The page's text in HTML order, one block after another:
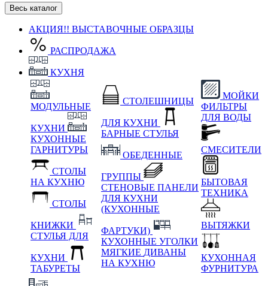
Весь каталог
АКЦИЯ!! ВЫСТАВОЧНЫЕ ОБРАЗЦЫ
РАСПРОДАЖА
КУХНЯ
МОДУЛЬНЫЕ
КУХНИ
КУХОННЫЕ
ГАРНИТУРЫ
СТОЛЫ
НА КУХНЮ
СТОЛЫ
КНИЖКИ
СТУЛЬЯ ДЛЯ
КУХНИ
ТАБУРЕТЫ
СТОЛЕШНИЦЫ
ДЛЯ КУХНИ
БАРНЫЕ СТУЛЬЯ
ОБЕДЕННЫЕ
ГРУППЫ
СТЕНОВЫЕ ПАНЕЛИ
ДЛЯ КУХНИ
(КУХОННЫЕ
ФАРТУКИ)
КУХОННЫЕ УГОЛКИ
МЯГКИЕ ДИВАНЫ
НА КУХНЮ
МОЙКИ
ФИЛЬТРЫ
ДЛЯ ВОДЫ
СМЕСИТЕЛИ
БЫТОВАЯ
ТЕХНИКА
ВЫТЯЖКИ
КУХОННАЯ
ФУРНИТУРА